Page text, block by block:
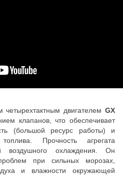
двигателем GX
клапанов, что обеспечивает
(большой ресурс работы) и
Прочность агрегата
воздушного охлаждения. Он
при сильных морозах,
и влажности окружающей